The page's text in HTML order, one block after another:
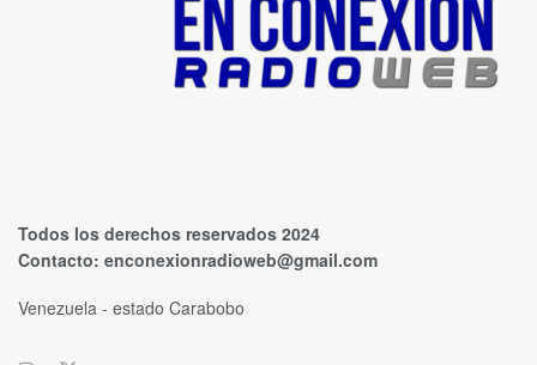
Todos los derechos reservados 2024
Contacto: enconexionradioweb@gmail.com
Venezuela - estado Carabobo